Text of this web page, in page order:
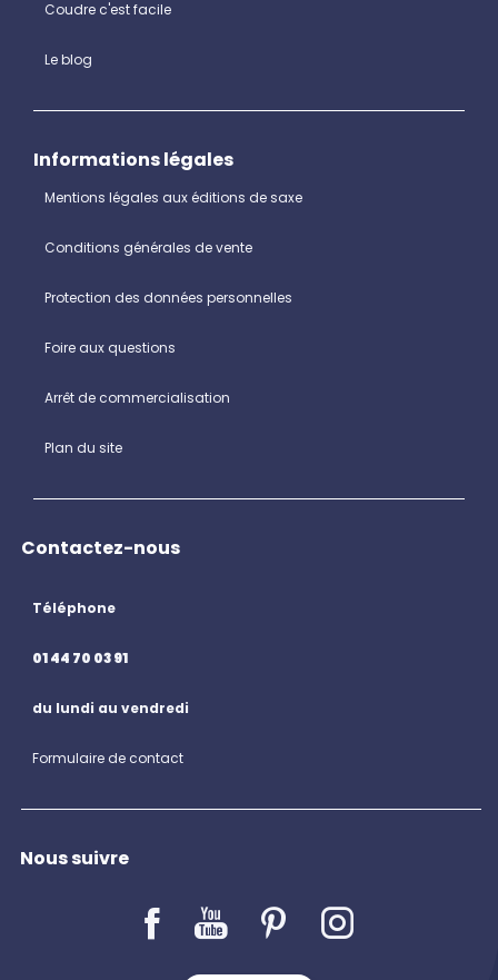
Coudre c'est facile
Le blog
Informations légales
Mentions légales aux éditions de saxe
Conditions générales de vente
Protection des données personnelles
Foire aux questions
Arrêt de commercialisation
Plan du site
Contactez-nous
Téléphone
01 44 70 03 91
du lundi au vendredi
Formulaire de contact
Nous suivre